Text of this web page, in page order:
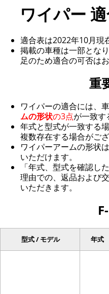
ワイパー
適合表は2022年10月現
掲載の車種は一部とな
足のため適合の可否は
重
ワイパーの適合には、
ムの形状の3点が一致す
年式と型式が一致する
複数存在する場合がござ
ワイパーアームの形状
いただけます。
「年式、型式を確認し
理由での、返品および
いただきます。
型式 / モデル 年式